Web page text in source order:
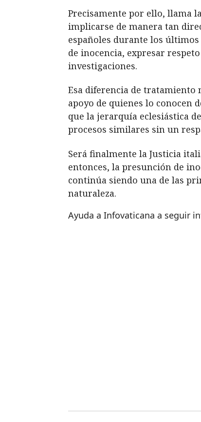
Precisamente por ello, llama
implicarse de manera tan
españoles durante los
de inocencia, expresar
investigaciones.
Esa diferencia de tratamiento
apoyo de quienes lo conocen
que la jerarquía eclesiástica
procesos similares sin un
Será finalmente la Justicia
entonces, la presunción de
continúa siendo una de las
naturaleza.
Ayuda a Infovaticana a seguir